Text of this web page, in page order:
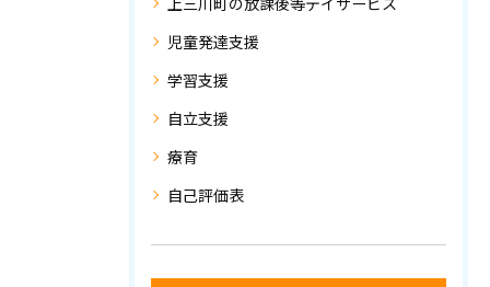
児童発達支援
学習支援
自立支援
療育
自己評価表